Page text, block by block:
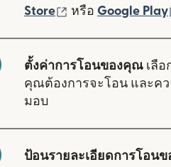
Store
(เปิดในหน้าต่างให
หรือ Google Play
ตั้งค่าการโอนของคุณ เลือ
คุณต้องการจะโอน และคว
มอบ
ป้อนรายละเอียดการโอน